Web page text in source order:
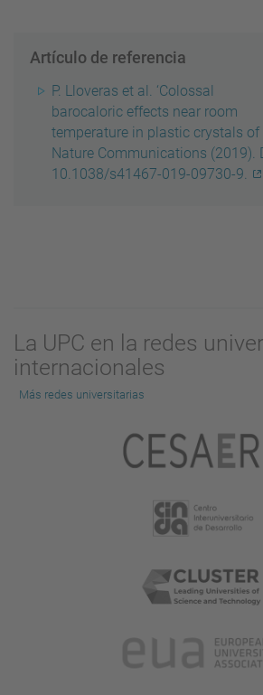
Artículo de referencia
P. Lloveras et al. ‘Colossal
barocaloric effects near room
temperature in plastic crystals of
Nature Communications (2019).
10.1038/s41467-019-09730-9.
La UPC en la redes
internacionales
Más redes universitarias